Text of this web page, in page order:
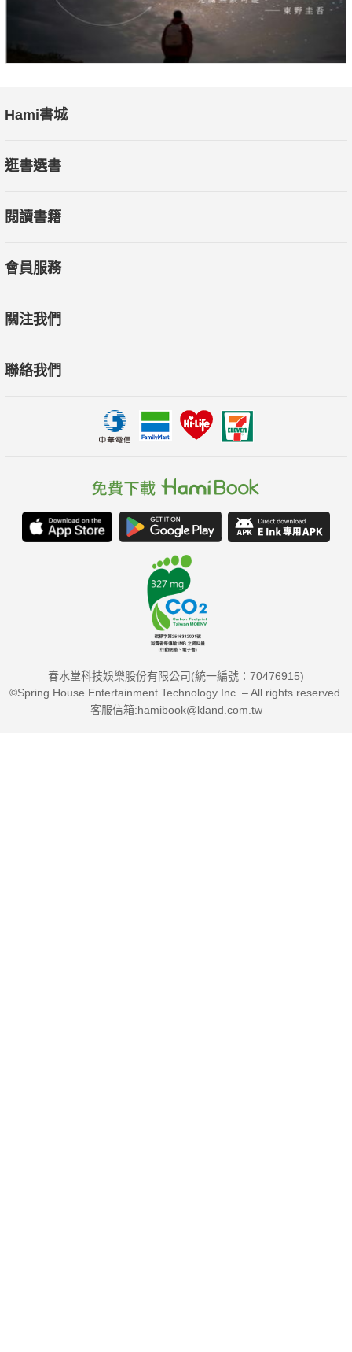
這不僅是一本鐵工專業工具書，更是一段關於 工藝、人生與設計
的完整記錄。它讓設計師快速掌握鐵工語言、提升與工班溝通的
位讀者都能在翻閱中感受到「鐵」的另一種溫度——堅韌、細
Hami書城
逛書選書
閱讀書籍
會員服務
關注我們
聯絡我們
春水堂科技娛樂股份有限公司(統一編號：70476915)
©Spring House Entertainment Technology Inc. – All rights reserved.
客服信箱:hamibook@kland.com.tw